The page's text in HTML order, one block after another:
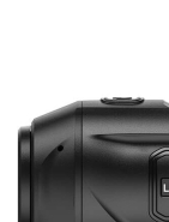
In stoc furnizor,